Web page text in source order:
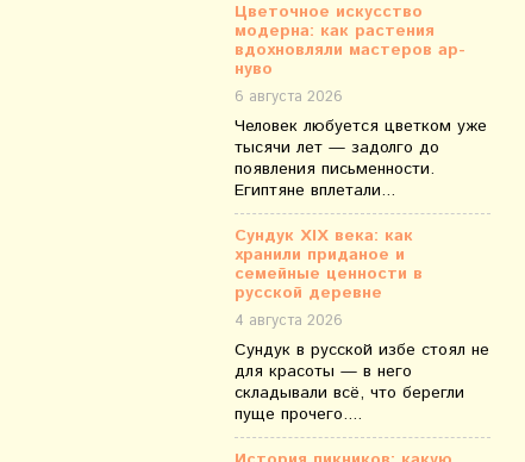
Цветочное искусство
модерна: как растения
вдохновляли мастеров ар-
нуво
6 августа 2026
Человек любуется цветком уже
тысячи лет — задолго до
появления письменности.
Египтяне вплетали...
Сундук XIX века: как
хранили приданое и
семейные ценности в
русской деревне
4 августа 2026
Сундук в русской избе стоял не
для красоты — в него
складывали всё, что берегли
пуще прочего....